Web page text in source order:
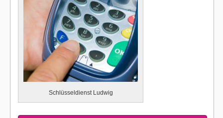
Schlüsseldienst Ludwig